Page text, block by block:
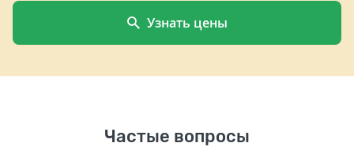
Узнать цены
Частые вопросы